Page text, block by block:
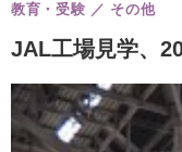
JAL工場見学、
教育・受験 その他